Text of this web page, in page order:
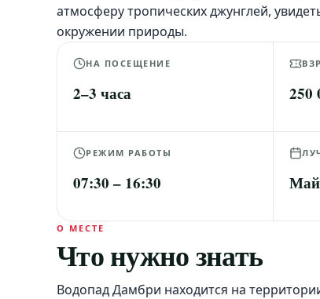
атмосферу тропических джунглей,
окружении природы.
НА ПОСЕЩЕНИЕ
2–3 часа 250
РЕЖИМ РАБОТЫ
07:30 – 16:30
О МЕСТЕ
Что нужно знать
Водопад Дамбри находится на